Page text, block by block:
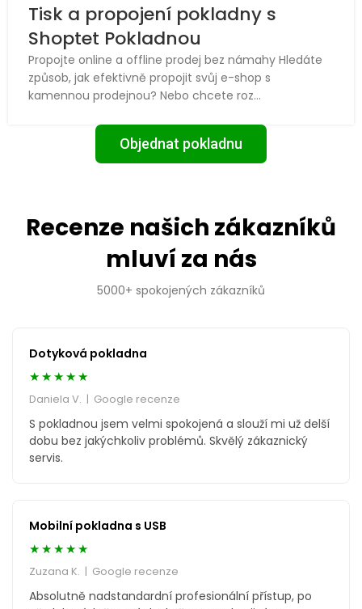
Tisk a propojení pokladny s
Shoptet Pokladnou
Propojte online a offline prodej bez námahy Hledáte
způsob, jak efektivně propojit svůj e-shop s
kamennou prodejnou? Nebo chcete roz...
Objednat pokladnu
Recenze našich zákazníků
mluví za nás
5000+ spokojených zákazníků
Dotyková pokladna
★★★★★
Daniela V. | Google recenze
S pokladnou jsem velmi spokojená a slouží mi už delší
dobu bez jakýchkoliv problémů. Skvělý zákaznický
servis.
Mobilní pokladna s USB
★★★★★
Zuzana K. | Google recenze
Absolutně nadstandardní profesionální přístup, po